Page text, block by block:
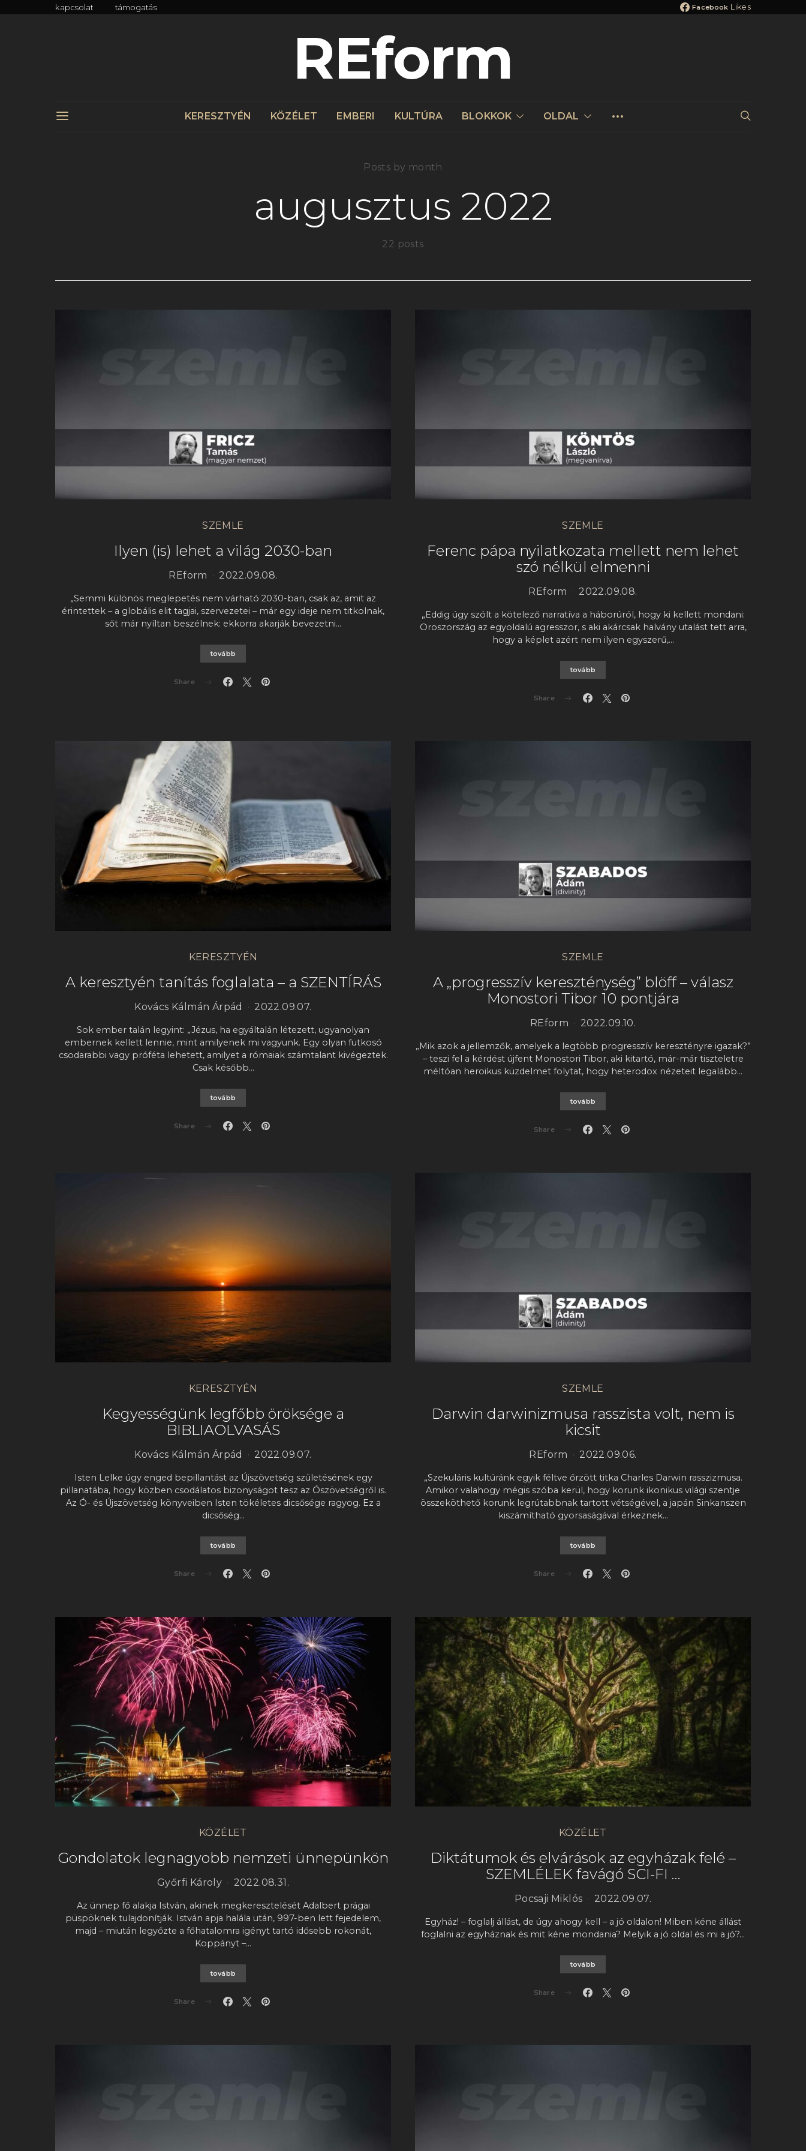
kapcsolat támogatás Facebook Likes
REform
KERESZTYÉN KÖZÉLET EMBERI KULTÚRA BLOKKOK OLDAL
Posts by month
augusztus 2022
22 posts
SZEMLE
Ilyen (is) lehet a világ 2030-ban
REform 2022.09.08.
„Semmi különös meglepetés nem várható 2030-ban, csak az, amit az
érintettek – a globális elit tagjai, szervezetei – már egy ideje nem titkolnak,
sőt már nyíltan beszélnek: ekkorra akarják bevezetni…
tovább
Share
SZEMLE
Ferenc pápa nyilatkozata mellett nem lehet
szó nélkül elmenni
REform 2022.09.08.
„Eddig úgy szólt a kötelező narratíva a háborúról, hogy ki kellett mondani:
Oroszország az egyoldalú agresszor, s aki akárcsak halvány utalást tett arra,
hogy a képlet azért nem ilyen egyszerű,…
tovább
Share
KERESZTYÉN
A keresztyén tanítás foglalata – a SZENTÍRÁS
Kovács Kálmán Árpád 2022.09.07.
Sok ember talán legyint: „Jézus, ha egyáltalán létezett, ugyanolyan
embernek kellett lennie, mint amilyenek mi vagyunk. Egy olyan futkosó
csodarabbi vagy próféta lehetett, amilyet a rómaiak számtalant kivégeztek.
Csak később…
tovább
Share
SZEMLE
A „progresszív kereszténység” blöff – válasz
Monostori Tibor 10 pontjára
REform 2022.09.10.
„Mik azok a jellemzők, amelyek a legtöbb progresszív keresztényre igazak?”
– teszi fel a kérdést újfent Monostori Tibor, aki kitartó, már-már tiszteletre
méltóan heroikus küzdelmet folytat, hogy heterodox nézeteit legalább…
tovább
Share
KERESZTYÉN
Kegyességünk legfőbb öröksége a
BIBLIAOLVASÁS
Kovács Kálmán Árpád 2022.09.07.
Isten Lelke úgy enged bepillantást az Újszövetség születésének egy
pillanatába, hogy közben csodálatos bizonyságot tesz az Ószövetségről is.
Az Ó- és Újszövetség könyveiben Isten tökéletes dicsősége ragyog. Ez a
dicsőség…
tovább
Share
SZEMLE
Darwin darwinizmusa rasszista volt, nem is
kicsit
REform 2022.09.06.
„Szekuláris kultúránk egyik féltve őrzött titka Charles Darwin rasszizmusa.
Amikor valahogy mégis szóba kerül, hogy korunk ikonikus világi szentje
összeköthető korunk legrútabbnak tartott vétségével, a japán Sinkanszen
kiszámítható gyorsaságával érkeznek…
tovább
Share
KÖZÉLET
Gondolatok legnagyobb nemzeti ünnepünkön
Győrfi Károly 2022.08.31.
Az ünnep fő alakja István, akinek megkeresztelését Adalbert prágai
püspöknek tulajdonítják. István apja halála után, 997-ben lett fejedelem,
majd – miután legyőzte a főhatalomra igényt tartó idősebb rokonát,
Koppányt –…
tovább
Share
KÖZÉLET
Diktátumok és elvárások az egyházak felé –
SZEMLÉLEK favágó SCI-FI …
Pocsaji Miklós 2022.09.07.
Egyház! – foglalj állást, de úgy ahogy kell – a jó oldalon! Miben kéne állást
foglalni az egyháznak és mit kéne mondania? Melyik a jó oldal és mi a jó?…
tovább
Share